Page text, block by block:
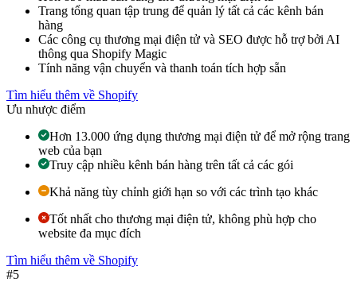
Trang tổng quan tập trung để quản lý tất cả các kênh bán
hàng
Các công cụ thương mại điện tử và SEO được hỗ trợ bởi AI
thông qua Shopify Magic
Tính năng vận chuyển và thanh toán tích hợp sẵn
Tìm hiểu thêm về Shopify
Ưu nhược điểm
Hơn 13.000 ứng dụng thương mại điện tử để mở rộng trang
web của bạn
Truy cập nhiều kênh bán hàng trên tất cả các gói
Khả năng tùy chỉnh giới hạn so với các trình tạo khác
Tốt nhất cho thương mại điện tử, không phù hợp cho
website đa mục đích
Tìm hiểu thêm về Shopify
#5